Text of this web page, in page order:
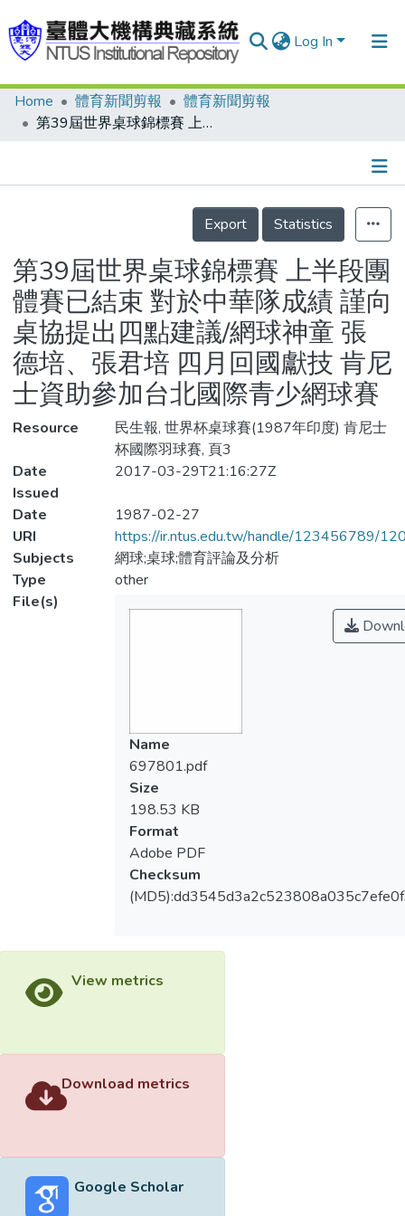
Log In
Communities & Collections
Statistics
Home 體育新聞剪報
體育新聞剪報
第39屆世界桌球錦標賽 上半段團體賽已結束 對於中華隊成績 謹向桌協提出四點建議/網球神童 張德培、張君培 四月回國獻技 肯尼士資助參加台北國際青少網球賽
Details
Export
Statistics
第39屆世界桌球錦標賽 上半段團
體賽已結束 對於中華隊成績 謹向
桌協提出四點建議/網球神童 張
德培、張君培 四月回國獻技 肯尼
士資助參加台北國際青少網球賽
Resource
民生報, 世界杯桌球賽(1987年印度) 肯尼士
杯國際羽球賽, 頁3
Date
Issued
2017-03-29T21:16:27Z
Date
1987-02-27
URI
https://ir.ntus.edu.tw/handle/123456789/
Subjects
網球;桌球;體育評論及分析
Type
other
File(s)
Name
697801.pdf
Size
198.53 KB
Format
Adobe PDF
Checksum
View metrics
Download metrics
Google Scholar